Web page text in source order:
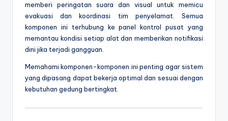
memberi peringatan suara dan visual untuk memicu
evakuasi dan koordinasi tim penyelamat. Semua
komponen ini terhubung ke panel kontrol pusat yang
memantau kondisi setiap alat dan memberikan notifikasi
dini jika terjadi gangguan.
Memahami komponen-komponen ini penting agar sistem
yang dipasang dapat bekerja optimal dan sesuai dengan
kebutuhan gedung bertingkat.